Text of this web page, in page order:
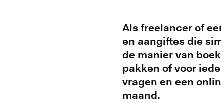
Als freelancer of
en aangiftes die
de manier van
pakken of voor
vragen en een
maand.